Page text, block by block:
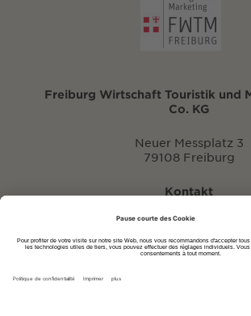
Freiburg Wirtschaft Touristik und
Co. KG
Neuer Messplatz 3
79108 Freiburg
Kontakt
eventportal@fwtm.de